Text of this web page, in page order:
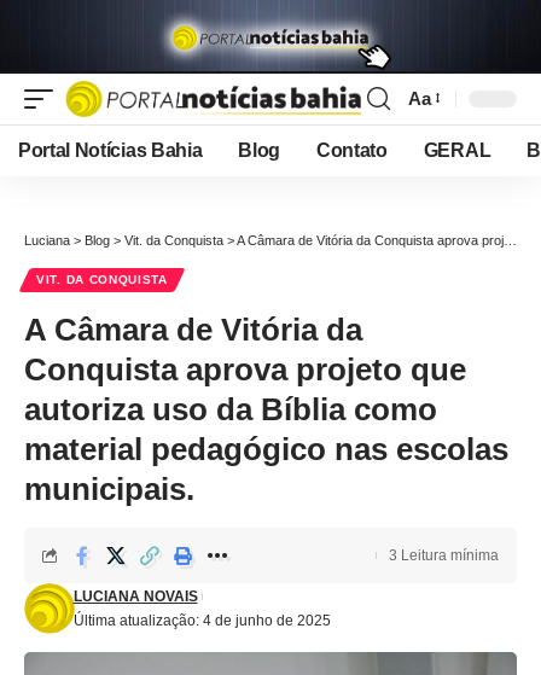
Font
Resizer
Aa
Portal Notícias Bahia Blog Contato GERAL
Luciana > Blog > Vit. da Conquista >A Câmara de Vitória da Conquista aprova projeto que autoriza uso da Bíblia como material pedagógico nas escolas municipais.
VIT. DA CONQUISTA
A Câmara de Vitória da
Conquista aprova projeto que
autoriza uso da Bíblia como
material pedagógico nas escolas
municipais.
Última atualização: 4 de junho de 2025
LUCIANA NOVAIS
3 Leitura mínima